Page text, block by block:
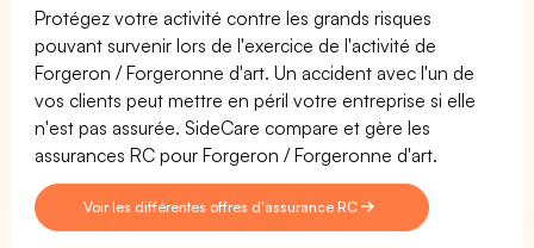
Protégez votre activité contre les grands risques
pouvant survenir lors de l'exercice de l'activité de
Forgeron / Forgeronne d'art. Un accident avec l'un de
vos clients peut mettre en péril votre entreprise si elle
n'est pas assurée. SideCare compare et gère les
assurances RC pour Forgeron / Forgeronne d'art.
Voir les différentes offres d'assurance RC